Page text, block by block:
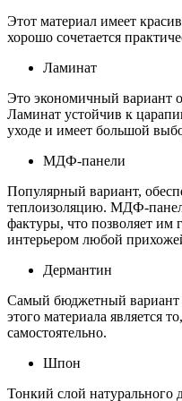
Этот материал имеет
хорошо сочетается
Ламинат
Это экономичный вариант
Ламинат устойчив к
уходе и имеет большой
МДФ-панели
Популярный вариант,
теплоизоляцию. МДФ-
фактуры, что позволяет им
интерьером любой
Дермантин
Самый бюджетный вариант
этого материала является
самостоятельно.
Шпон
Тонкий слой натурального